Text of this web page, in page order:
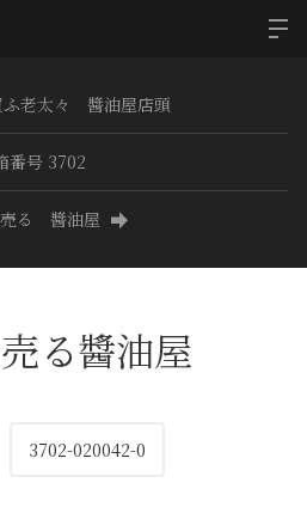
ふ老太々 醬油屋店頭
番号 3702
る 醬油屋
る醬油屋
3702-020042-0